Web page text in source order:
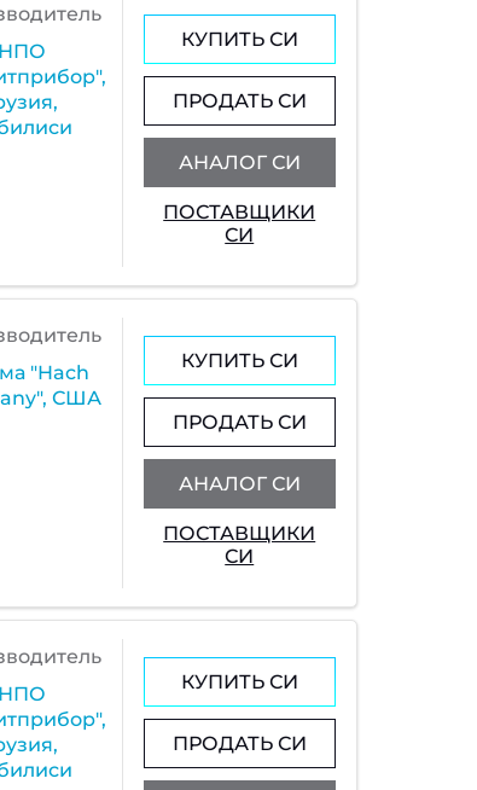
НПО
КУПИТЬ СИ
ПРОДАТЬ СИ
АНАЛОГ СИ
ПОСТАВЩИКИ
СИ
"Hach
США
КУПИТЬ СИ
ПРОДАТЬ СИ
АНАЛОГ СИ
ПОСТАВЩИКИ
СИ
НПО
КУПИТЬ СИ
ПРОДАТЬ СИ